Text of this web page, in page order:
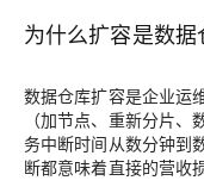
为什么扩容是数
数据仓库扩容是企业运
（加节点、重新分片
务中断时间从数分钟到
断都意味着直接的营收